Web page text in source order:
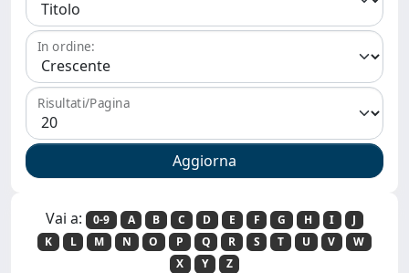
In ordine:
Risultati/Pagina
Vai a: 0-9 A B C D E F G H I
J
K
L M N O P Q R S T U V
W
X
Y Z